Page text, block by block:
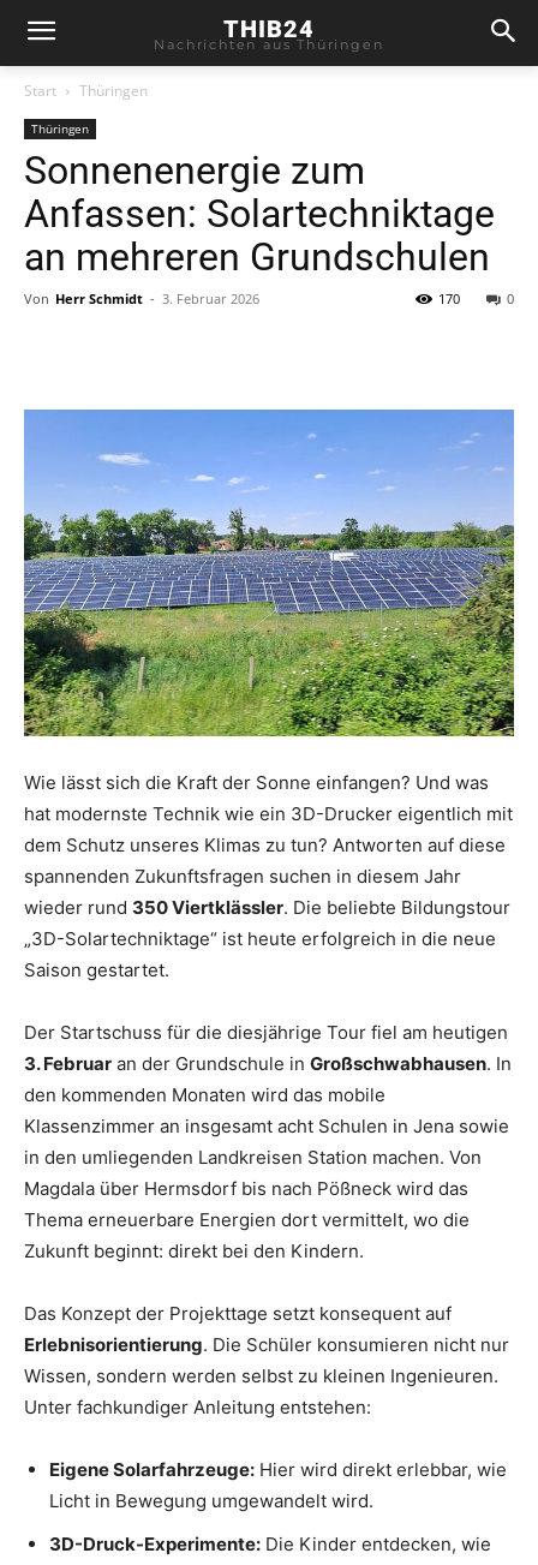
THIB24
Nachrichten aus Thüringen
Start Thüringen
Thüringen
Sonnenenergie zum
Anfassen: Solartechniktage
an mehreren Grundschulen
Von Herr Schmidt - 3. Februar 2026 0
170
Wie lässt sich die Kraft der Sonne einfangen? Und was
hat modernste Technik wie ein 3D-Drucker eigentlich mit
dem Schutz unseres Klimas zu tun? Antworten auf diese
spannenden Zukunftsfragen suchen in diesem Jahr
wieder rund 350 Viertklässler. Die beliebte Bildungstour
„3D-Solartechniktage“ ist heute erfolgreich in die neue
Saison gestartet.
Der Startschuss für die diesjährige Tour fiel am heutigen
3. Februar an der Grundschule in Großschwabhausen. In
den kommenden Monaten wird das mobile
Klassenzimmer an insgesamt acht Schulen in Jena sowie
in den umliegenden Landkreisen Station machen. Von
Magdala über Hermsdorf bis nach Pößneck wird das
Thema erneuerbare Energien dort vermittelt, wo die
Zukunft beginnt: direkt bei den Kindern.
Das Konzept der Projekttage setzt konsequent auf
Erlebnisorientierung. Die Schüler konsumieren nicht nur
Wissen, sondern werden selbst zu kleinen Ingenieuren.
Unter fachkundiger Anleitung entstehen:
Eigene Solarfahrzeuge: Hier wird direkt erlebbar, wie
Licht in Bewegung umgewandelt wird.
3D-Druck-Experimente: Die Kinder entdecken, wie